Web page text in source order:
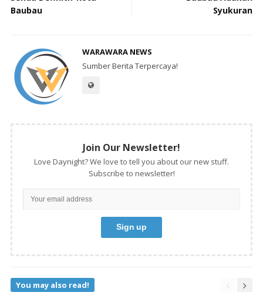
Baubau
Syukuran
WARAWARA NEWS
Sumber Berita Terpercaya!
Join Our Newsletter!
Love Daynight? We love to tell you about our new stuff.
Subscribe to newsletter!
You may also read!